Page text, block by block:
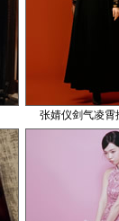
张婧仪剑气凌霄